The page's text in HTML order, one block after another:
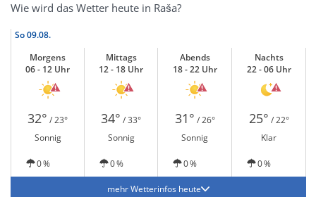
Wie wird das Wetter heute in Raša?
So09.08.
Morgens
06 - 12 Uhr
Mittags
12 - 18 Uhr
Abends
18 - 22 Uhr
Nachts
22 - 06 Uhr
32° / 23° 34° / 33° 31° / 26° 25° / 22°
Sonnig
Sonnig Sonnig Klar
0 % 0 % 0 % 0 %
mehr Wetterinfos heute